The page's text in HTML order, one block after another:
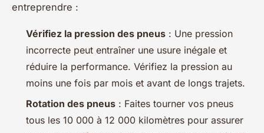
entreprendre :
Vérifiez la pression des pneus : Une pression
incorrecte peut entraîner une usure inégale et
réduire la performance. Vérifiez la pression au
moins une fois par mois et avant de longs trajets.
Rotation des pneus : Faites tourner vos pneus
tous les 10 000 à 12 000 kilomètres pour assurer